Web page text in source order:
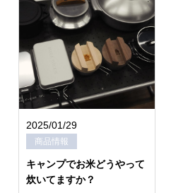
2025/01/29
商品情報
キャンプでお米どうやって
炊いてますか？